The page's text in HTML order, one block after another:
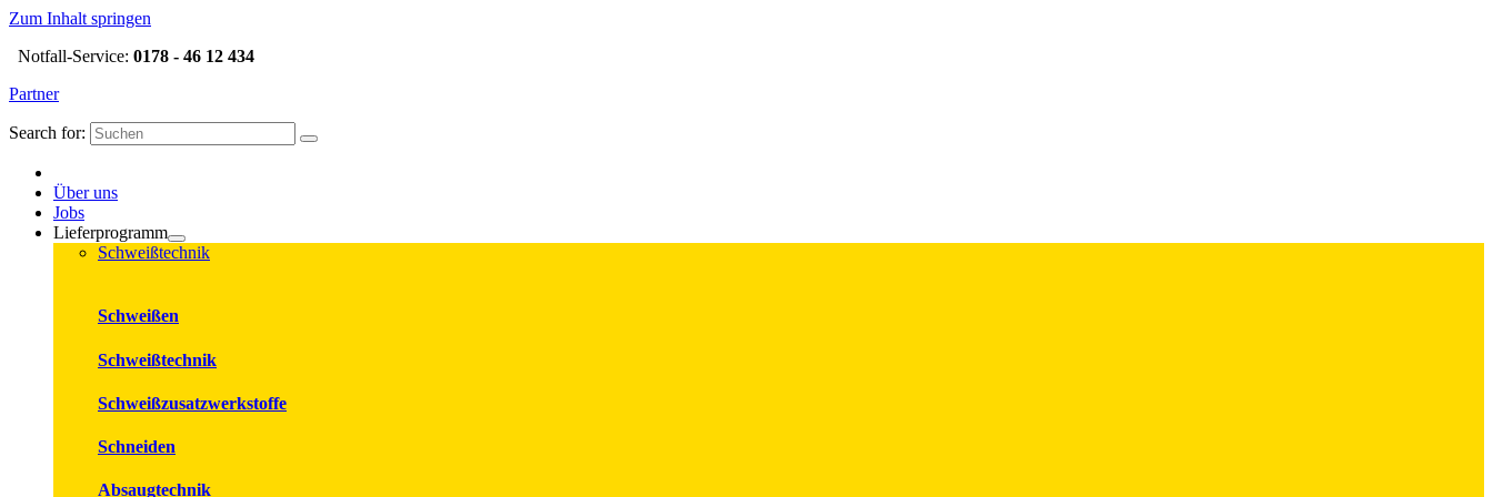
Zum Inhalt springen
Notfall-Service: 0178 - 46 12 434
Partner
Search for:
Über uns
Jobs
Lieferprogramm
Schweißtechnik
Schweißen
Schweißtechnik
Schweißzusatzwerkstoffe
Schneiden
Absaugtechnik